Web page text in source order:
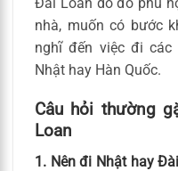
nhà, muốn có bước
nghĩ đến việc đi
Nhật hay Hàn Quốc.
Câu hỏi thường
Loan
1. Nên đi Nhật hay